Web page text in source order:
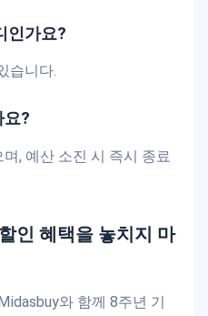
인가요?
습니다.
요?
, 예산 소진 시 즉시 종료
인 혜택을 놓치지 마
와 함께 8주년 기